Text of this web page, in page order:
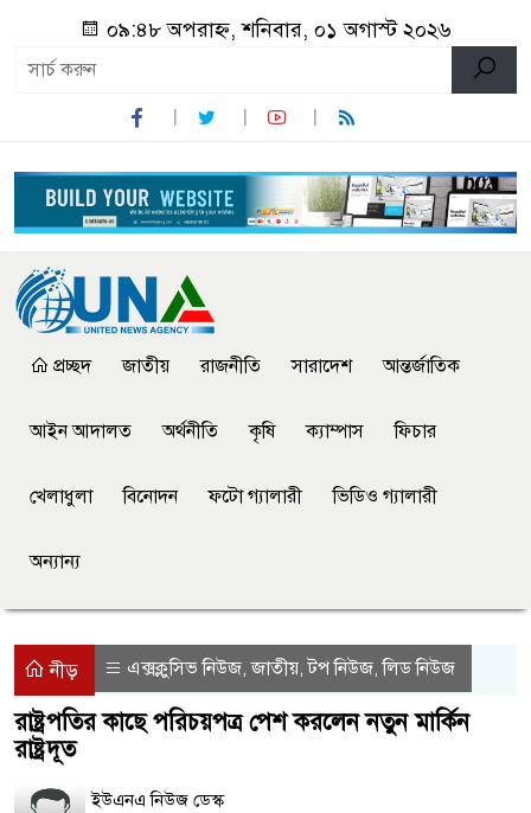
০৯:৪৮ অপরাহ্ন, শনিবার, ০১ অগাস্ট ২০২৬
প্রচ্ছদ জাতীয় রাজনীতি সারাদেশ আন্তর্জাতিক
আইন আদালত অর্থনীতি কৃষি ক্যাম্পাস ফিচার
খেলাধুলা বিনোদন ফটো গ্যালারী ভিডিও গ্যালারী
অন্যান্য
নীড় এক্সক্লুসিভ নিউজ,জাতীয়,টপ নিউজ,লিড নিউজ
রাষ্ট্রপতির কাছে পরিচয়পত্র পেশ করলেন নতুন মার্কিন
রাষ্ট্রদূত
ইউএনএ নিউজ ডেস্ক